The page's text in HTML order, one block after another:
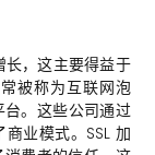
，这主要得益于
被称为互联网泡
。这些公司通过
业模式。SSL 加